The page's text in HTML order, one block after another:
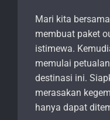
Mari kita
membuat paket
istimewa.
memulai
destinasi ini.
merasakan
hanya dapat